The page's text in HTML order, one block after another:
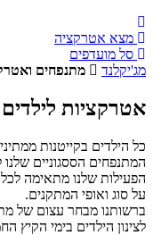
מצא אטרקציה
סל מועדפים
מתנפחים
לילדים
הילדים בקייטנות ממתינים
הססגוניים שלנו
שלנו מתאימה לכל
סוג ואופי המתקנים.
מבחר עצום של
הילדים בימי הקיץ